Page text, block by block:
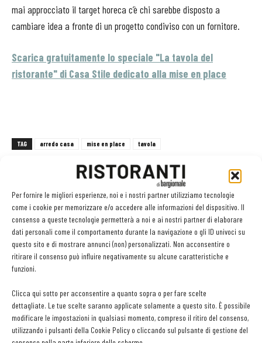
Per fornire le migliori esperienze, noi e i nostri partner utilizziamo tecnologie
come i cookie per memorizzare e/o accedere alle informazioni del dispositivo. Il
consenso a queste tecnologie permetterà a noi e ai nostri partner di elaborare
dati personali come il comportamento durante la navigazione o gli ID univoci su
questo sito e di mostrare annunci (non) personalizzati. Non acconsentire o
ritirare il consenso può influire negativamente su alcune caratteristiche e
funzioni.
Clicca qui sotto per acconsentire a quanto sopra o per fare scelte
dettagliate. Le tue scelte saranno applicate solamente a questo sito. È possibile
modificare le impostazioni in qualsiasi momento, compreso il ritiro del consenso,
utilizzando i pulsanti della Cookie Policy o cliccando sul pulsante di gestione del
mai approcciato il target horeca c’è chi sarebbe disposto a
cambiare idea a fronte di un progetto condiviso con un fornitore.
Scarica gratuitamente lo speciale "La tavola del
ristorante" di Casa Stile dedicato alla mise en place
TAG arredo casa mise en place tavola
Facebook Twitter
LEGGI ANCHE
Pos, compagni di gestione. Le ultime soluzioni delle
aziende